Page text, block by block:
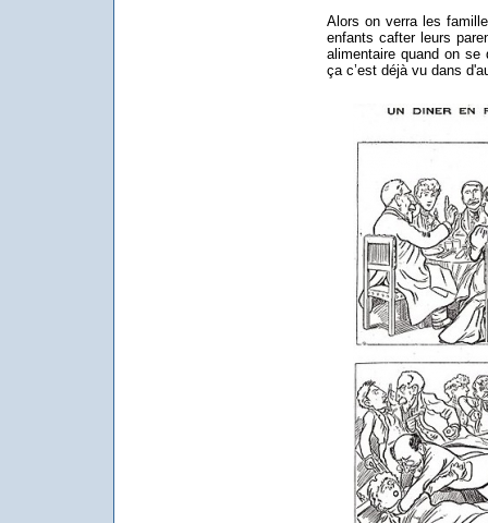
Alors on verra les
enfants cafter leurs
alimentaire quand on
ça c’est déjà vu dans